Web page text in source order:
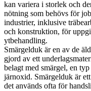
kan variera i storlek och
nötning som behövs för
industrier, inklusive
och konstruktion, för
ytbehandling.
Smärgelduk är en av de
gjord av ett
belagt med smärgel, en
järnoxid. Smärgelduk är
det används ofta för